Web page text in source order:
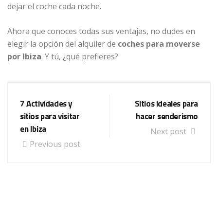
dejar el coche cada noche.
Ahora que conoces todas sus ventajas, no dudes en
elegir la opción del alquiler de coches para moverse
por Ibiza. Y tú, ¿qué prefieres?
7 Actividades y
sitios para visitar
en Ibiza
Previous post
Sitios ideales para
hacer senderismo
Next post